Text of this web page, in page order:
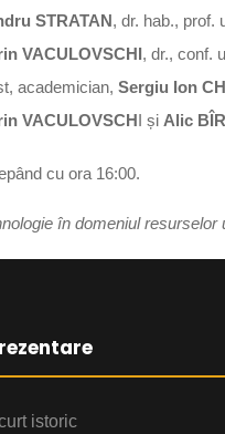
STRATAN, dr. hab., prof.
VACULOVSCHI, dr., conf.
academician, Sergiu Ion
VACULOVSCHI și Alic
cu ora 16:00.
în domeniul resurselor
istoric